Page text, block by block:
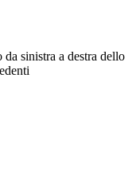
sinistra a destra dello